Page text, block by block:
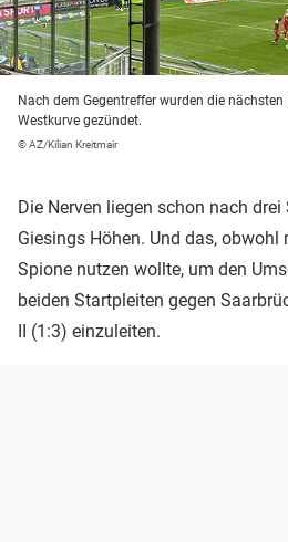
Nach dem Gegentreffer wurden die
Westkurve gezündet.
© AZ/Kilian Kreitmair
Die Nerven liegen schon nach
Giesings Höhen. Und das,
Spione nutzen wollte, um den
beiden Startpleiten gegen
II (1:3) einzuleiten.